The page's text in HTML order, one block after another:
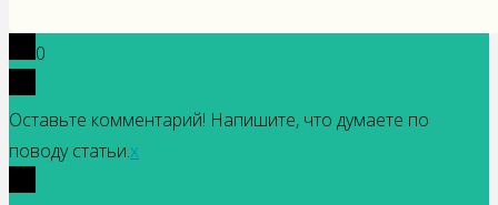
0
Оставьте комментарий! Напишите, что думаете по
поводу статьи.x